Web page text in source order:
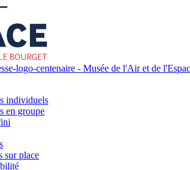
logo-centenaire - Musée de l'Air et de
individuels
en groupe
sur place